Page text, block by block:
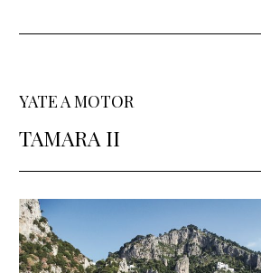
YATE A MOTOR
TAMARA II